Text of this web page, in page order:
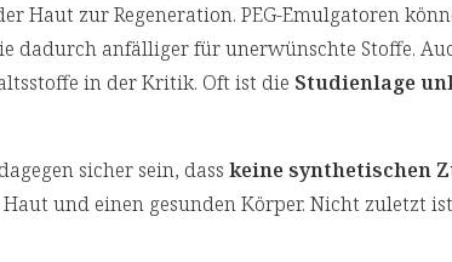
Haut zur Regeneration. PEG-Emulgatoren
dadurch anfälliger für unerwünschte Stoffe.
in der Kritik. Oft ist die Studienlage
sicher sein, dass keine synthetischen
und einen gesunden Körper. Nicht zuletzt